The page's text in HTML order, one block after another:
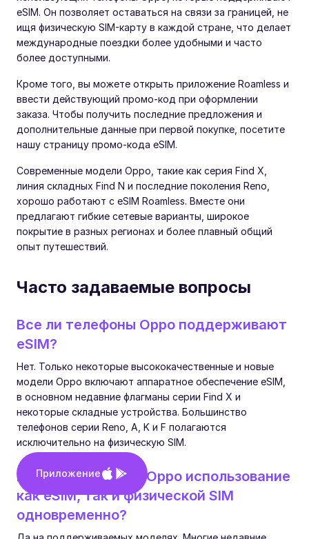
eSIM. Он позволяет оставаться на связи за границей, не
ищя физическую SIM-карту в каждой стране, что делает
международные поездки более удобными и часто
более доступными.
Кроме того, вы можете открыть приложение Roamless и
ввести действующий промо-код при оформлении
заказа. Чтобы получить последние предложения и
дополнительные данные при первой покупке, посетите
нашу страницу промо-кода eSIM.
Современные модели Oppo, такие как серия Find X,
линия складных Find N и последние поколения Reno,
хорошо работают с eSIM Roamless. Вместе они
предлагают гибкие сетевые варианты, широкое
покрытие в разных регионах и более плавный общий
опыт путешествий.
Часто задаваемые вопросы
Все ли телефоны Oppo поддерживают
eSIM?
Нет. Только некоторые высококачественные и новые
модели Oppo включают аппаратное обеспечение eSIM,
в основном недавние флагманы серии Find X и
некоторые складные устройства. Большинство
телефонов серии Reno, A, K и F полагаются
исключительно на физическую SIM.
Поддерживает ли Oppo использование
как eSIM, так и физической SIM
одновременно?
Приложение